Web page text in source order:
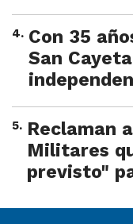
4. Con 35
San
5. Reclaman
Militares
previsto"